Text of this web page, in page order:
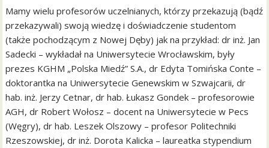
Mamy wielu profesorów uczelnianych, którzy przekazują (bądź
przekazywali) swoją wiedzę i doświadczenie studentom
(także pochodzącym z Nowej Dęby) jak na przykład: dr inż. Jan
Sadecki – wykładał na Uniwersytecie Wrocławskim, były
prezes KGHM „Polska Miedź” S.A., dr Edyta Tomińska Conte –
doktorantka na Uniwersytecie Genewskim w Szwajcarii, dr
hab. inż. Jerzy Cetnar, dr hab. Łukasz Gondek – profesorowie
AGH, dr Robert Wołosz – docent na Uniwersytecie w Pecs
(Węgry), dr hab. Leszek Olszowy – profesor Politechniki
Rzeszowskiej, dr inż. Dorota Kalicka – laureatka stypendium